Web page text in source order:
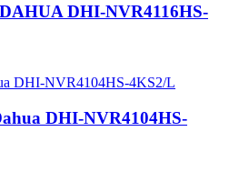
DHI-NVR4116HS-
DHI-NVR4104HS-